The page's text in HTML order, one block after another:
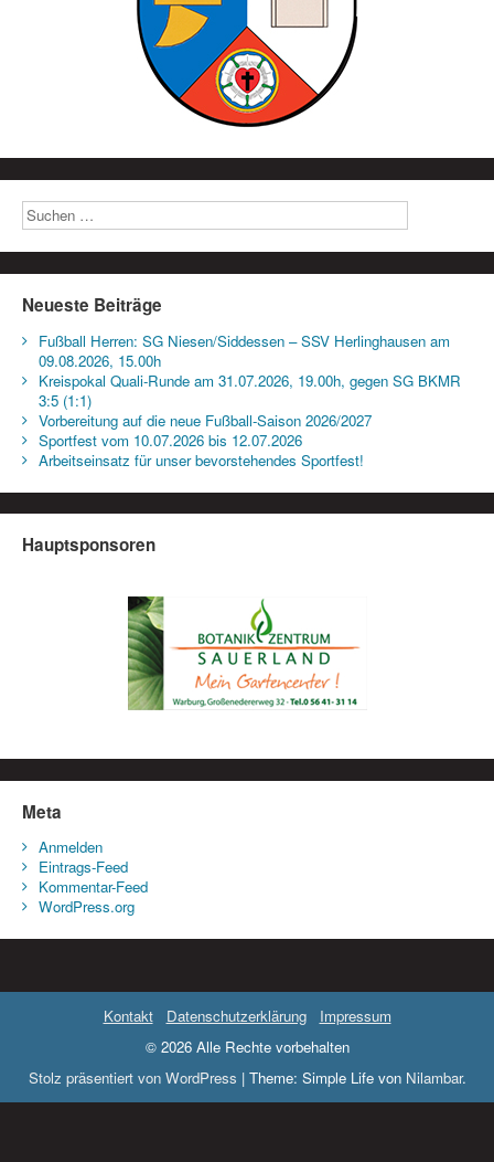
Neueste Beiträge
Fußball Herren: SG Niesen/Siddessen – SSV Herlinghausen am
09.08.2026, 15.00h
Kreispokal Quali-Runde am 31.07.2026, 19.00h, gegen SG BKMR
3:5 (1:1)
Vorbereitung auf die neue Fußball-Saison 2026/2027
Sportfest vom 10.07.2026 bis 12.07.2026
Arbeitseinsatz für unser bevorstehendes Sportfest!
Hauptsponsoren
Meta
Anmelden
Eintrags-Feed
Kommentar-Feed
WordPress.org
Kontakt Datenschutzerklärung
Impressum
© 2026 Alle Rechte vorbehalten
Stolz präsentiert von WordPress | Theme: Simple Life von Nilambar.